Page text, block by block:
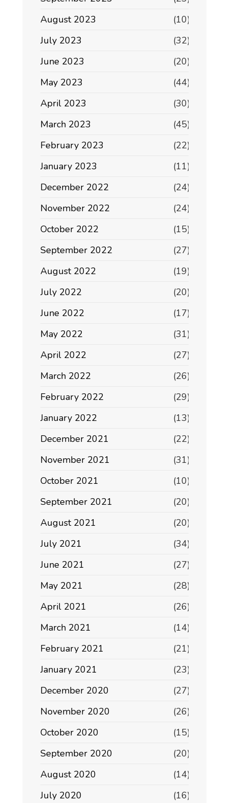
August 2023
(10)
July 2023
(32)
June 2023
(20)
May 2023
(44)
April 2023
(30)
March 2023
(45)
February 2023
(22)
January 2023
(11)
December 2022
(24)
November 2022
(24)
October 2022
(15)
September 2022
(27)
August 2022
(19)
July 2022
(20)
June 2022
(17)
May 2022
(31)
April 2022
(27)
March 2022
(26)
February 2022
(29)
January 2022
(13)
December 2021
(22)
November 2021
(31)
October 2021
(10)
September 2021
(20)
August 2021
(20)
July 2021
(34)
June 2021
(27)
May 2021
(28)
April 2021
(26)
March 2021
(14)
February 2021
(21)
January 2021
(23)
December 2020
(27)
November 2020
(26)
October 2020
(15)
September 2020
(20)
August 2020
(14)
July 2020
(16)